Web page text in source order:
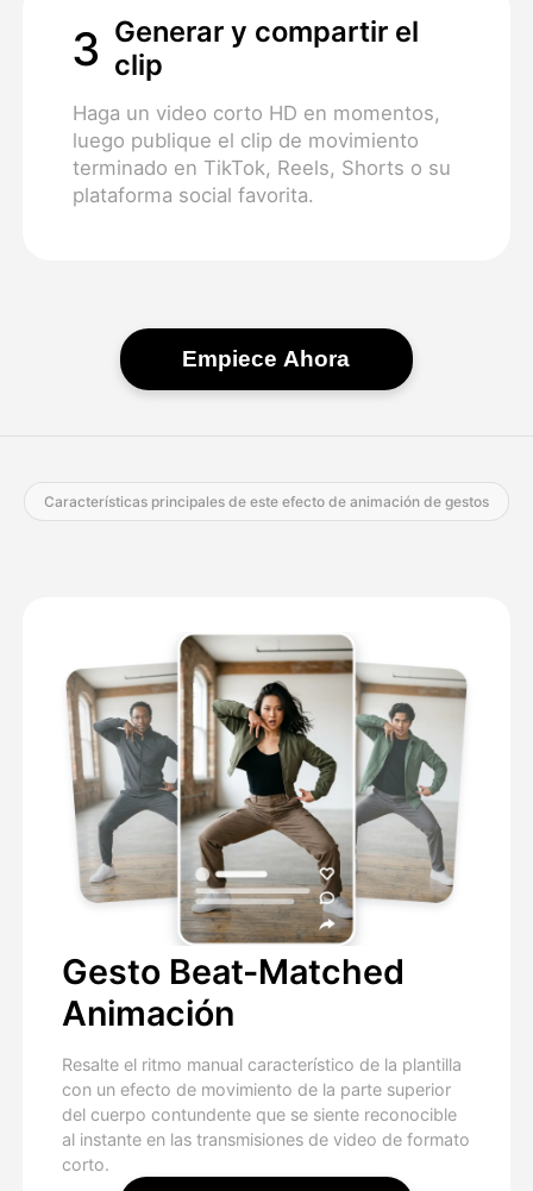
3 Generar y compartir el
clip
Haga un video corto HD en momentos,
luego publique el clip de movimiento
terminado en TikTok, Reels, Shorts o su
plataforma social favorita.
Empiece Ahora
Características principales de este efecto de animación de gestos
Gesto Beat-Matched
Animación
Resalte el ritmo manual característico de la plantilla
con un efecto de movimiento de la parte superior
del cuerpo contundente que se siente reconocible
al instante en las transmisiones de video de formato
corto.